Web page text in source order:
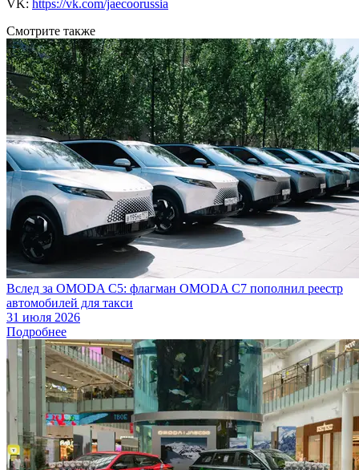
VK: https://vk.com/jaecoorussia
Смотрите также
Вслед за OMODA C5: флагман OMODA C7 пополнил реестр
автомобилей для такси
31 июля 2026
Подробнее